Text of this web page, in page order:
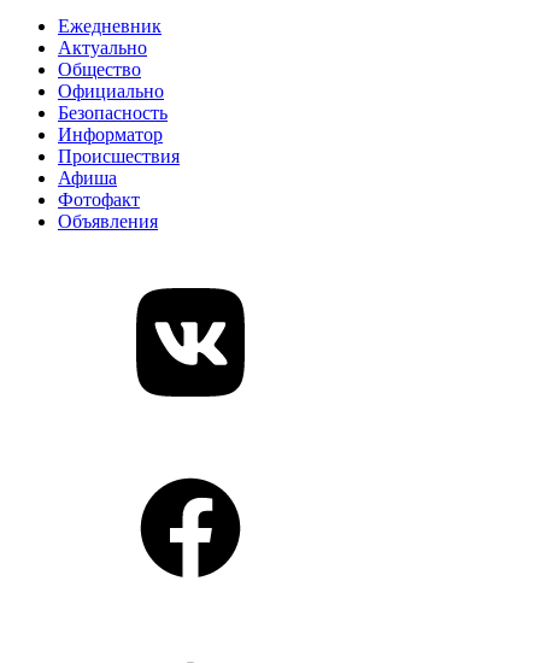
Ежедневник
Актуально
Общество
Официально
Безопасность
Информатор
Происшествия
Афиша
Фотофакт
Объявления